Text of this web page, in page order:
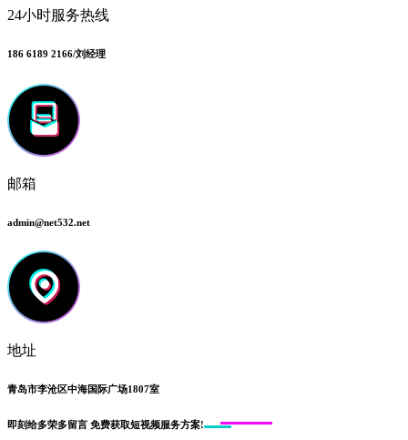
24小时服务热线
186 6189 2166/刘经理
邮箱
admin@net532.net
地址
青岛市李沧区中海国际广场1807室
即刻给多荣多留言 免费获取短视频服务方案!